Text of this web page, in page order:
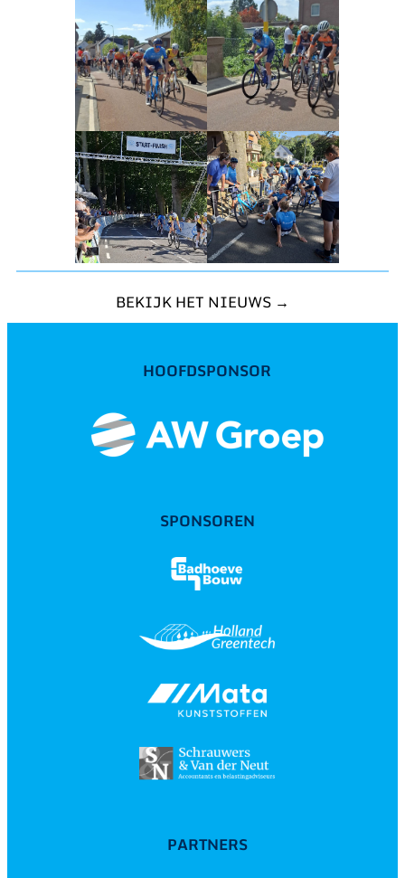
BEKIJK HET NIEUWS →
HOOFDSPONSOR
SPONSOREN
PARTNERS